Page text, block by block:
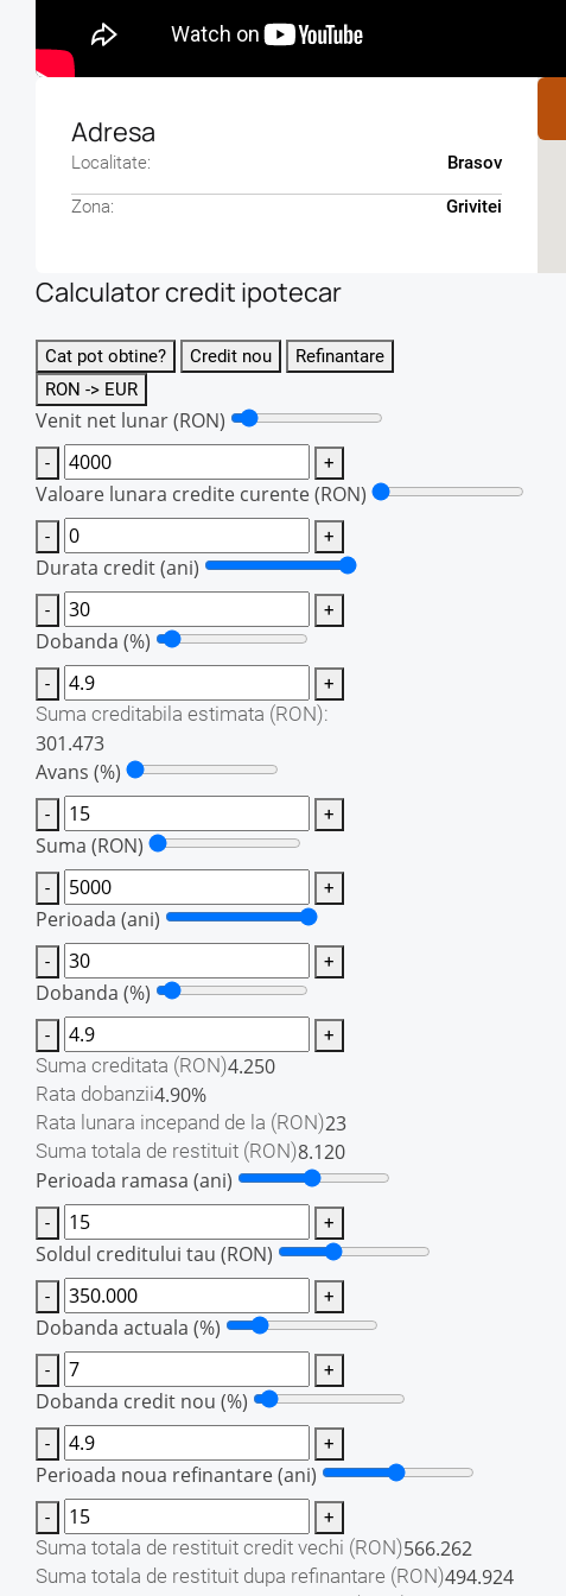
Apartamentul se vinde conform fotografiilor iar
Adresa
Localitate: Brasov
Zona: Grivitei
Calculator credit ipotecar
Cat pot obtine? Credit nou
Refinantare
RON -> EUR
Venit net lunar(RON)
- +
Valoare lunara credite curente(RON)
- +
Durata credit (ani)
- +
Dobanda (%)
- +
Suma creditabila estimata (RON):
301.473
Avans (%)
- +
Suma (RON)
- +
Perioada (ani)
- +
Dobanda (%)
- +
Suma creditata (RON)4.250
Rata dobanzii4.90%
Rata lunara incepand de la (RON)23
Suma totala de restituit (RON)8.120
Perioada ramasa (ani)
- +
Soldul creditului tau (RON)
- +
Dobanda actuala (%)
- +
Dobanda credit nou (%)
- +
Perioada noua refinantare (ani)
- +
Suma totala de restituit credit vechi (RON)566.262
Suma totala de restituit dupa refinantare (RON)494.924